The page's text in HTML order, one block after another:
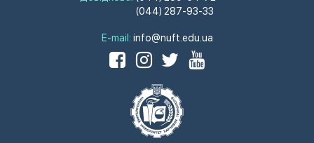
(044) 287-93-33
E-mail: info@nuft.edu.ua